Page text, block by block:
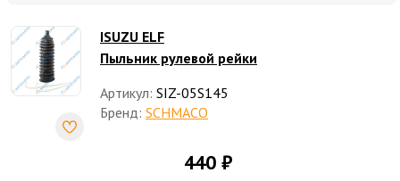
ISUZU ELF
Пыльник рулевой рейки
Артикул: SIZ-05S145
Бренд: SCHMACO
440 ₽